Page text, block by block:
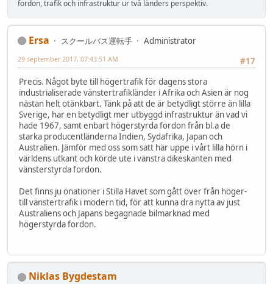
fordon, trafik och infrastruktur ur två länders perspektiv.
Ersa スクールバス運転手
Administrator
#17
29 september 2017, 07:43:51 AM
Precis. Något byte till högertrafik för dagens stora
industrialiserade vänstertrafikländer i Afrika och Asien är nog
nästan helt otänkbart. Tänk på att de är betydligt större än lilla
Sverige, har en betydligt mer utbyggd infrastruktur än vad vi
hade 1967, samt enbart högerstyrda fordon från bl.a de
starka producentländerna Indien, Sydafrika, Japan och
Australien. Jämför med oss som satt här uppe i vårt lilla hörn i
världens utkant och körde ute i vänstra dikeskanten med
vänsterstyrda fordon.
Det finns ju önationer i Stilla Havet som gått över från höger-
till vänstertrafik i modern tid, för att kunna dra nytta av just
Australiens och Japans begagnade bilmarknad med
högerstyrda fordon.
Niklas Bygdestam